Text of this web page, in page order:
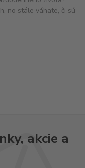
no stále váhate, či sú
akcie a